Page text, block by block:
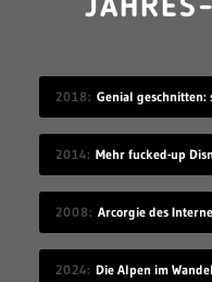
2018 Genial geschnitten:
2014 Mehr fucked-up
2008 Arcorgie des
2024 Die Alpen im